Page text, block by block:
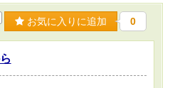
お気に入りに追加 0